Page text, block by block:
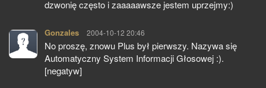
dzwonię często i zaaaaawsze jestem uprzejmy:)
Gonzales pisze:
2004-10-12 20:46
No proszę, znowu Plus był pierwszy. Nazywa się
Automatyczny System Informacji Głosowej :).
[negatyw]